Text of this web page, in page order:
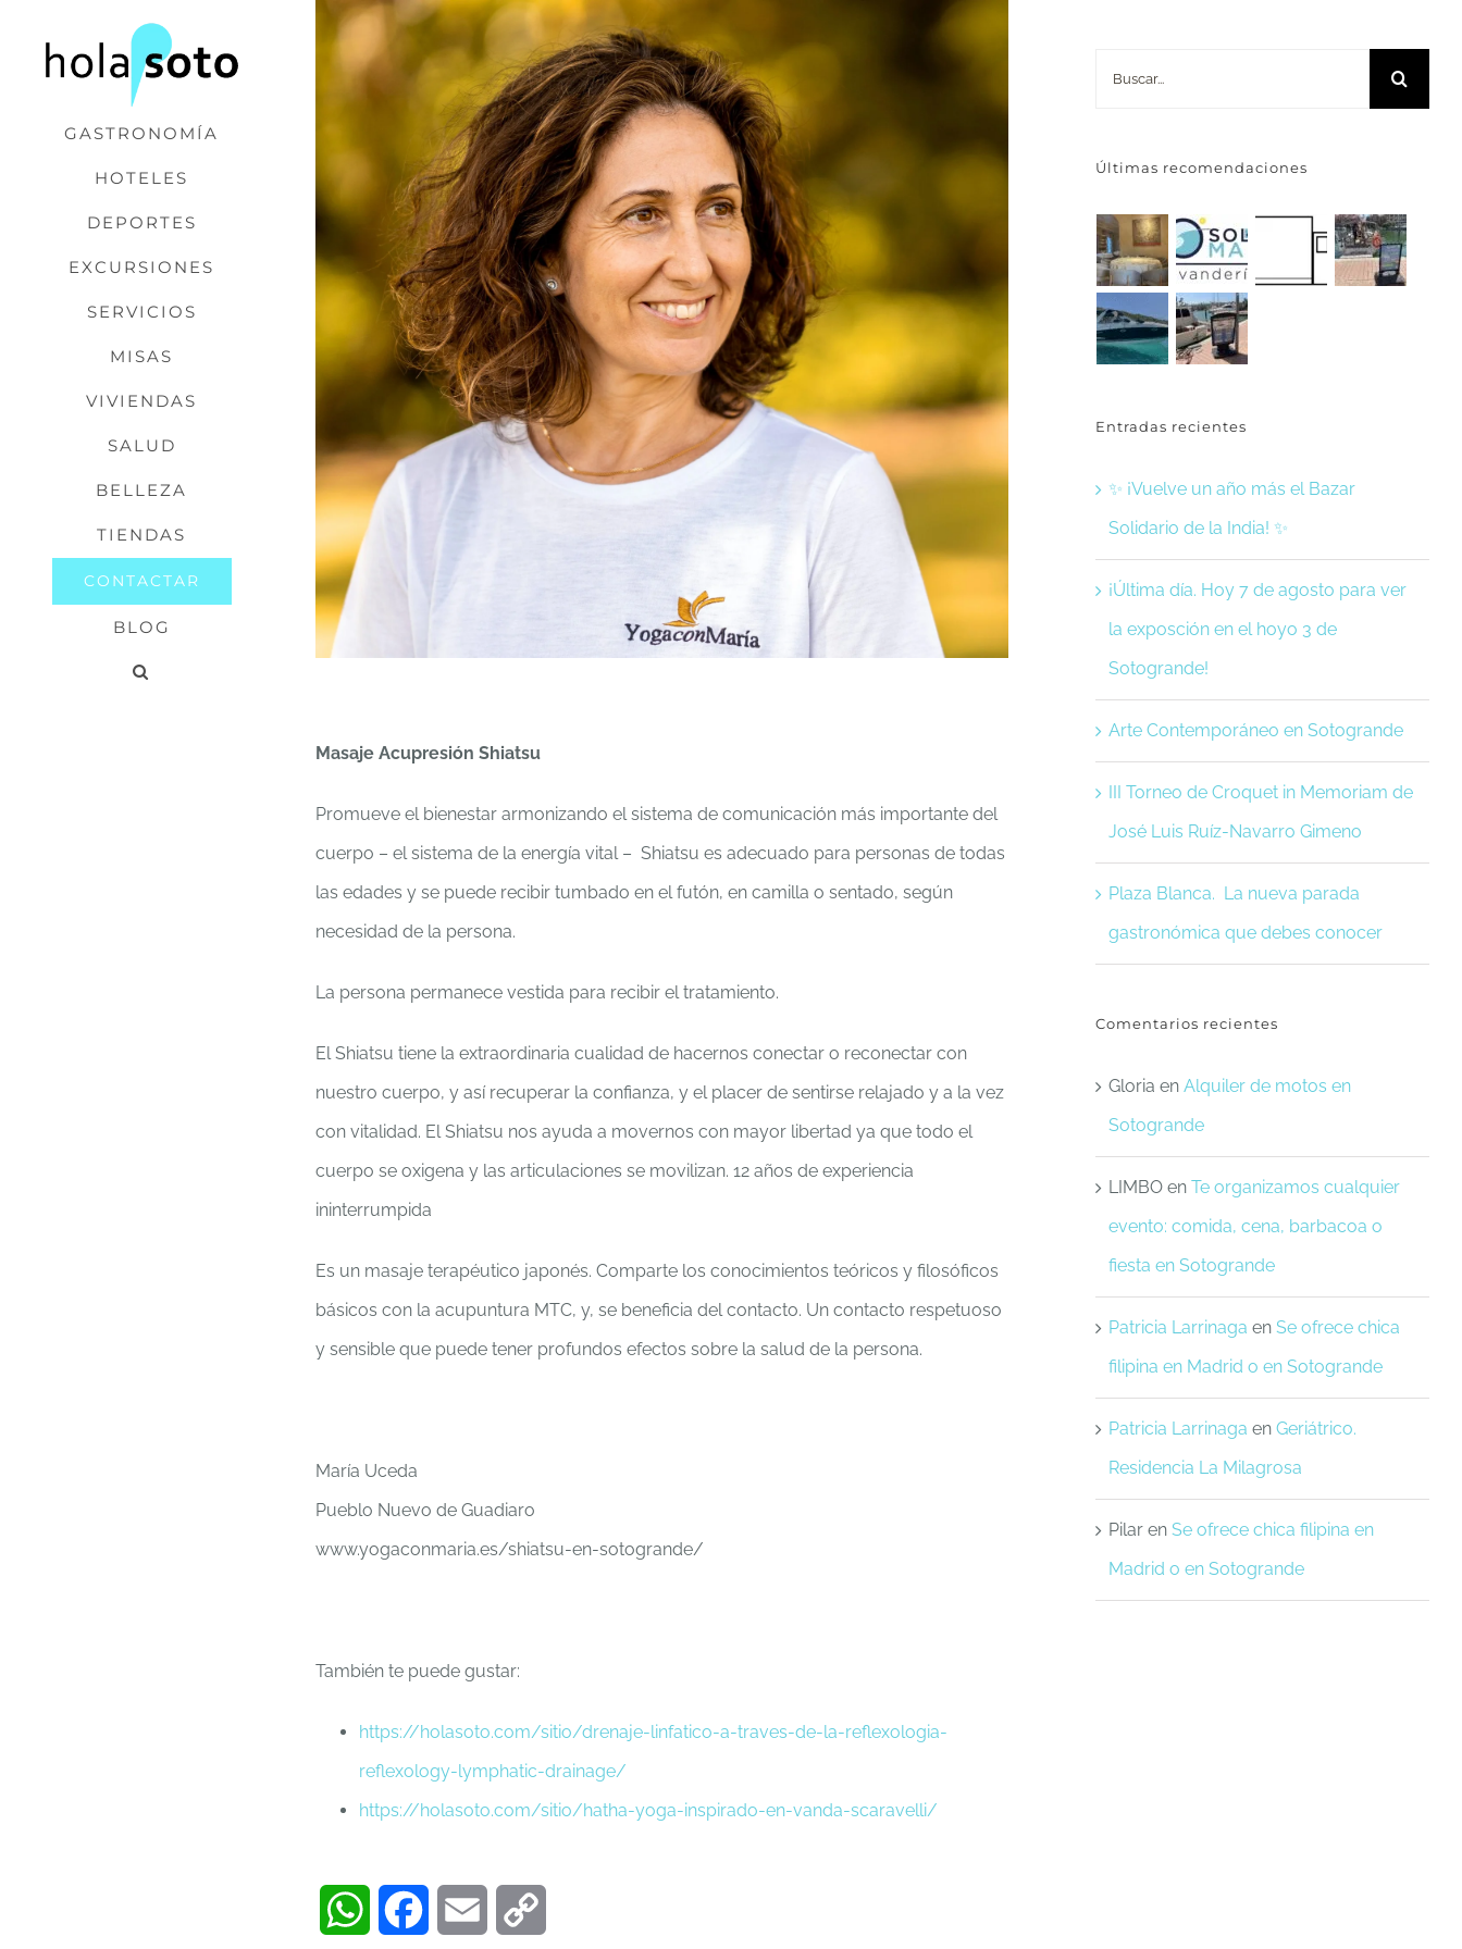
GASTRONOMÍA
HOTELES
DEPORTES
EXCURSIONES
SERVICIOS
MISAS
VIVIENDAS
SALUD
BELLEZA
TIENDAS
CONTACTAR
BLOG
Masaje Acupresión Shiatsu
Promueve el bienestar armonizando el sistema de comunicación más importante del
cuerpo – el sistema de la energía vital – Shiatsu es adecuado para personas de todas
las edades y se puede recibir tumbado en el futón, en camilla o sentado, según
necesidad de la persona.
La persona permanece vestida para recibir el tratamiento.
El Shiatsu tiene la extraordinaria cualidad de hacernos conectar o reconectar con
nuestro cuerpo, y así recuperar la confianza, y el placer de sentirse relajado y a la vez
con vitalidad. El Shiatsu nos ayuda a movernos con mayor libertad ya que todo el
cuerpo se oxigena y las articulaciones se movilizan. 12 años de experiencia
ininterrumpida
Es un masaje terapéutico japonés. Comparte los conocimientos teóricos y filosóficos
básicos con la acupuntura MTC, y, se beneficia del contacto. Un contacto respetuoso
y sensible que puede tener profundos efectos sobre la salud de la persona.
María Uceda
Pueblo Nuevo de Guadiaro
www.yogaconmaria.es/shiatsu-en-sotogrande/
También te puede gustar:
https://holasoto.com/sitio/drenaje-linfatico-a-traves-de-la-reflexologia-
reflexology-lymphatic-drainage/
https://holasoto.com/sitio/hatha-yoga-inspirado-en-vanda-scaravelli/
WhatsAppFacebookEmail
Últimas recomendaciones
Entradas recientes
✨ ¡Vuelve un año más el Bazar
Solidario de la India! ✨
¡Última día. Hoy 7 de agosto para ver
la exposción en el hoyo 3 de
Sotogrande!
Arte Contemporáneo en Sotogrande
III Torneo de Croquet in Memoriam de
José Luis Ruíz-Navarro Gimeno
Plaza Blanca. La nueva parada
gastronómica que debes conocer
Comentarios recientes
Gloria en Alquiler de motos en
Sotogrande
LIMBOen Te organizamos cualquier
evento: comida, cena, barbacoa o
fiesta en Sotogrande
Patricia Larrinaga en Se ofrece chica
filipina en Madrid o en Sotogrande
Patricia Larrinaga en Geriátrico.
Residencia La Milagrosa
Pilaren Se ofrece chica filipina en
Madrid o en Sotogrande